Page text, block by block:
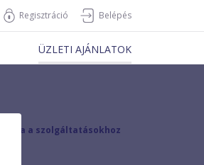
Regisztráció Belépés
ÜZLETI AJÁNLATOK
vissza a szolgáltatásokhoz